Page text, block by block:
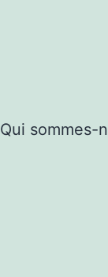
Qui sommes-